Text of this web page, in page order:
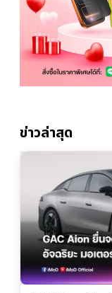
ข่าวล่าสุด